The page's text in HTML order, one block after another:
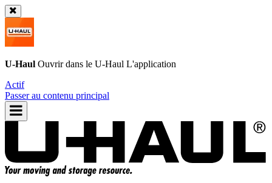
U-Haul Ouvrir dans le U-Haul L'application
Actif
Passer au contenu principal